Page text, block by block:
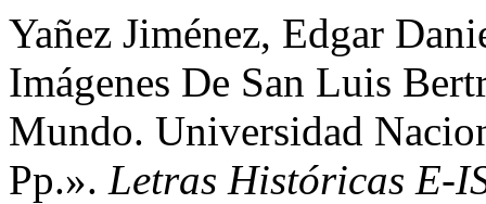
Yañez Jiménez, Edgar
Imágenes De San Luis
Mundo. Universidad
Pp.». Letras Históricas E-